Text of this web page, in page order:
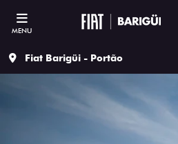
MENU
Fiat Barigüi - Portão
CADASTRE-SE
MAIS